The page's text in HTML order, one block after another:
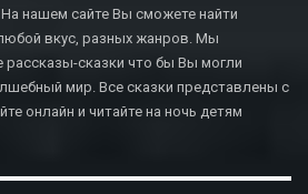
нашем сайте Вы сможете найти
вкус, разных жанров. Мы
рассказы-сказки что бы Вы могли
мир. Все сказки представлены с
онлайн и читайте на ночь детям